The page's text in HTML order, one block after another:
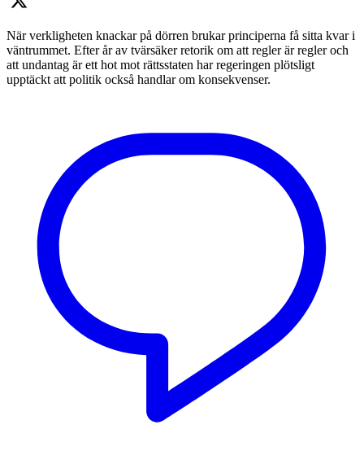
När verkligheten knackar på dörren brukar principerna få sitta kvar i
väntrummet. Efter år av tvärsäker retorik om att regler är regler och
att undantag är ett hot mot rättsstaten har regeringen plötsligt
upptäckt att politik också handlar om konsekvenser.